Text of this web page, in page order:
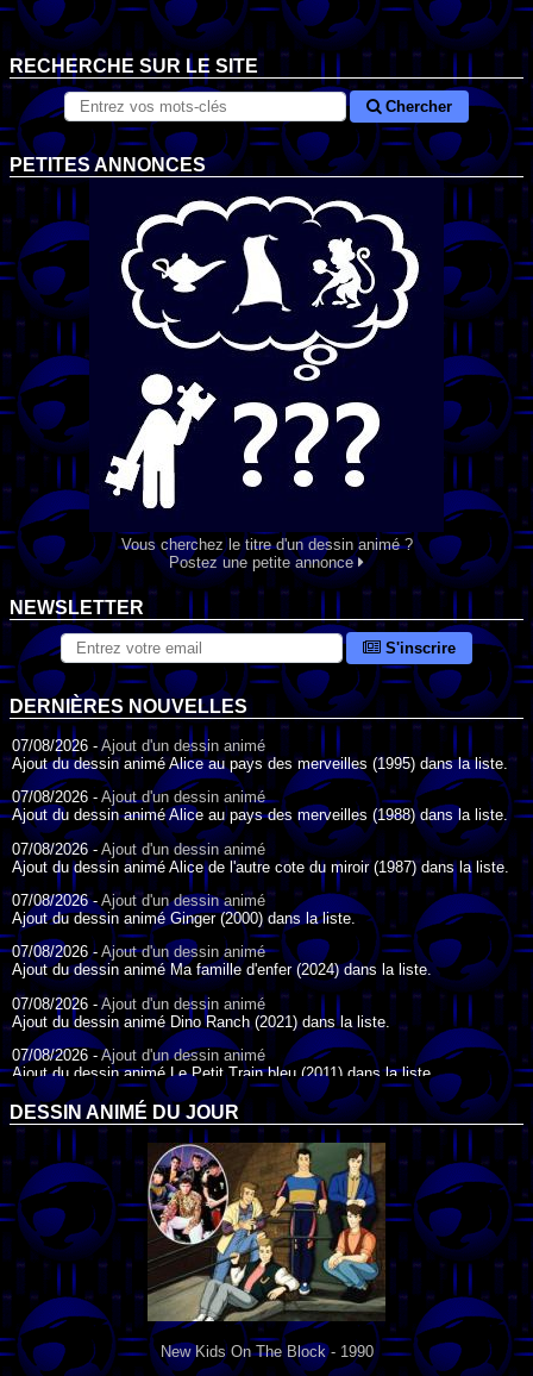
RECHERCHE SUR LE SITE
Chercher
PETITES ANNONCES
Vous cherchez le titre d'un dessin animé ?
Postez une petite annonce
NEWSLETTER
S'inscrire
DERNIÈRES NOUVELLES
07/08/2026 - Ajout d'un dessin animé
Ajout du dessin animé Alice au pays des merveilles (1995) dans la liste.
07/08/2026 - Ajout d'un dessin animé
Ajout du dessin animé Alice au pays des merveilles (1988) dans la liste.
07/08/2026 -Ajout d'un dessin animé
Ajout du dessin animé Alice de l'autre cote du miroir (1987) dans la liste.
07/08/2026 - Ajout d'un dessin animé
Ajout du dessin animé Ginger (2000) dans la liste.
07/08/2026 - Ajout d'un dessin animé
Ajout du dessin animé Ma famille d'enfer (2024) dans la liste.
07/08/2026 - Ajout d'un dessin animé
Ajout du dessin animé Dino Ranch (2021) dans la liste.
07/08/2026 -Ajout d'un dessin animé
Ajout du dessin animé Le Petit Train bleu (2011) dans la liste.
07/08/2026 -Ajout d'un dessin animé
Ajout du dessin animé Agent Spécial Oso (2009) dans la liste.
17/07/2026 -Ajout d'un dessin animé
Ajout du dessin animé Peter Pan (1988) dans la liste.
17/07/2026 -
Ajout d'un dessin animé
Ajout du dessin animé Le Bossu de Notre-Dame (1996) dans la liste.
DESSIN ANIMÉ DU JOUR
New Kids On The Block - 1990